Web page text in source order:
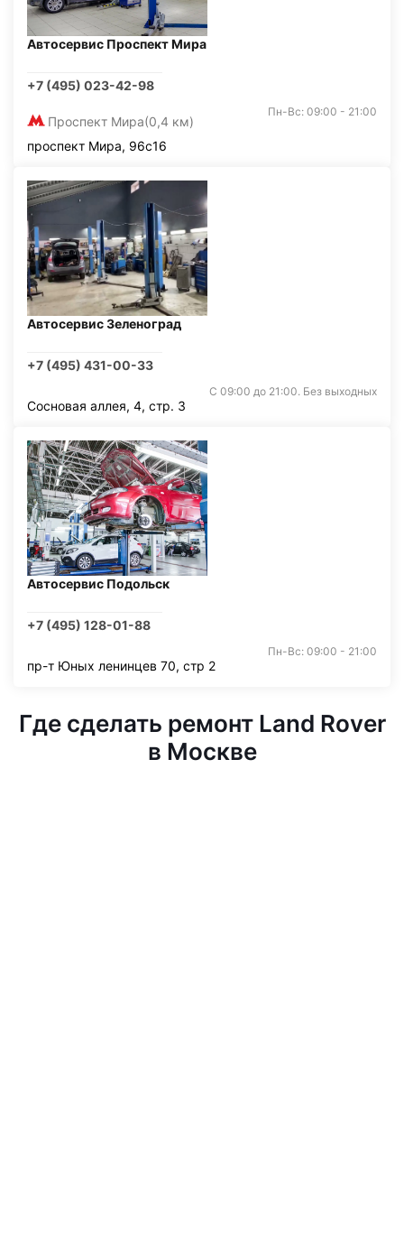
Автосервис Проспект Мира
+7 (495) 023-42-98
Проспект Мира(0,4 км)
Пн-Вс: 09:00 - 21:00
проспект Мира, 96с16
Автосервис Зеленоград
+7 (495) 431-00-33
С 09:00 до 21:00. Без выходных
Сосновая аллея, 4, стр. 3
Автосервис Подольск
+7 (495) 128-01-88
Пн-Вс: 09:00 - 21:00
пр-т Юных ленинцев 70, стр 2
Где сделать ремонт Land Rover
в Москве